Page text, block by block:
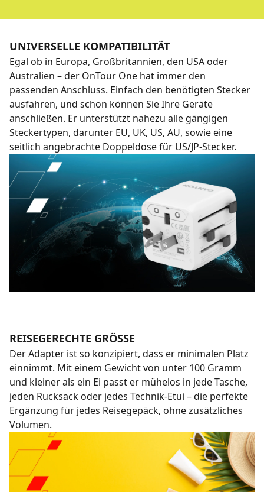
UNIVERSELLE KOMPATIBILITÄT
Egal ob in Europa, Großbritannien, den USA oder
Australien – der OnTour One hat immer den
passenden Anschluss. Einfach den benötigten Stecker
ausfahren, und schon können Sie Ihre Geräte
anschließen. Er unterstützt nahezu alle gängigen
Steckertypen, darunter EU, UK, US, AU, sowie eine
seitlich angebrachte Doppeldose für US/JP-Stecker.
REISEGERECHTE GRÖSSE
Der Adapter ist so konzipiert, dass er minimalen Platz
einnimmt. Mit einem Gewicht von unter 100 Gramm
und kleiner als ein Ei passt er mühelos in jede Tasche,
jeden Rucksack oder jedes Technik-Etui – die perfekte
Ergänzung für jedes Reisegepäck, ohne zusätzliches
Volumen.